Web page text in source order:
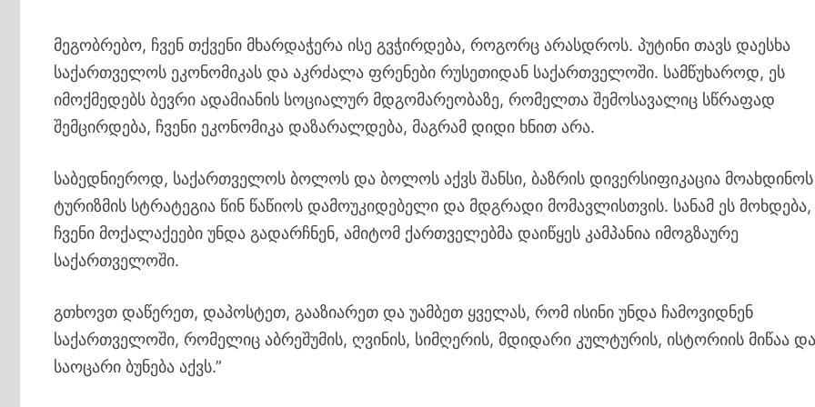
მეგობრებო, ჩვენ თქვენი მხარდაჭერა ისე გვჭირდება, როგორც არასდროს. პუტინი თავს დაესხა
საქართველოს ეკონომიკას და აკრძალა ფრენები რუსეთიდან საქართველოში. სამწუხაროდ, ეს
იმოქმედებს ბევრი ადამიანის სოციალურ მდგომარეობაზე, რომელთა შემოსავალიც სწრაფად
შემცირდება, ჩვენი ეკონომიკა დაზარალდება, მაგრამ დიდი ხნით არა.
საბედნიეროდ, საქართველოს ბოლოს და ბოლოს აქვს შანსი, ბაზრის დივერსიფიკაცია
ტურიზმის სტრატეგია წინ წაწიოს დამოუკიდებელი და მდგრადი მომავლისთვის. სანამ ეს მოხდება,
ჩვენი მოქალაქეები უნდა გადარჩნენ, ამიტომ ქართველებმა დაიწყეს კამპანია იმოგზაურე
საქართველოში.
გთხოვთ დაწერეთ, დაპოსტეთ, გააზიარეთ და უამბეთ ყველას, რომ ისინი უნდა ჩამოვიდნენ
საქართველოში, რომელიც აბრეშუმის, ღვინის, სიმღერის, მდიდარი კულტურის, ისტორიის მიწაა
საოცარი ბუნება აქვს.”